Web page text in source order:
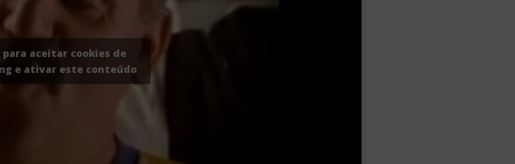
para aceitar cookies de
e ativar este conteúdo